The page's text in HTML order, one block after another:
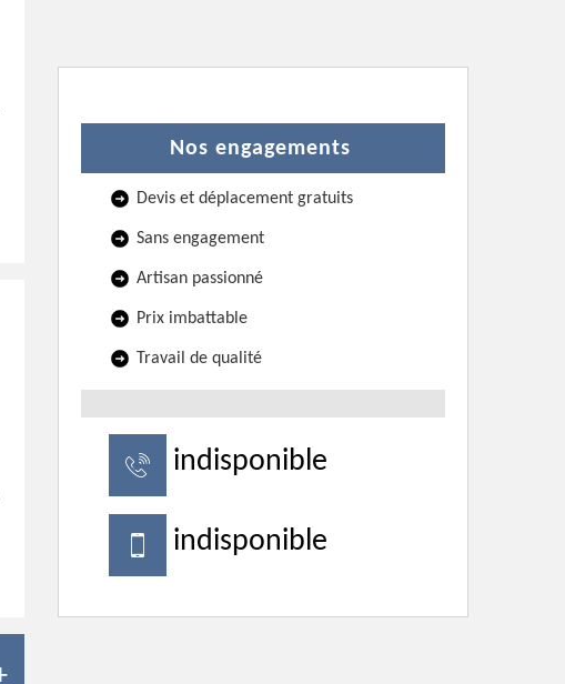
Nos engagements
Devis et déplacement gratuits
Sans engagement
Artisan passionné
Prix imbattable
Travail de qualité
indisponible
indisponible